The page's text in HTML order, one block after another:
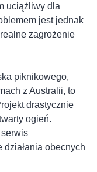
uciążliwy dla
jest jednak
zagrożenie
piknikowego,
z Australii, to
drastycznie
ogień.
obecnych